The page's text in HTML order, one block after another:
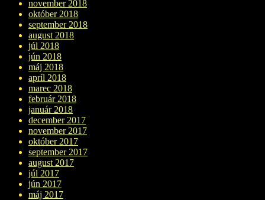
november 2018
október 2018
september 2018
august 2018
júl 2018
jún 2018
máj 2018
apríl 2018
marec 2018
február 2018
január 2018
december 2017
november 2017
október 2017
september 2017
august 2017
júl 2017
jún 2017
máj 2017